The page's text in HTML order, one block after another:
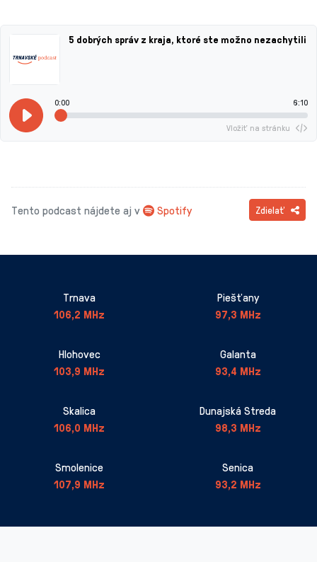
5 dobrých správ z kraja, ktoré ste možno nezachytili
0:00 6:10
Vložiť na stránku
Tento podcast nájdete aj v Spotify Zdielať
Trnava
106,2 MHz
Piešťany
97,3 MHz
Hlohovec
103,9 MHz
Galanta
93,4 MHz
Skalica
106,0 MHz
Dunajská Streda
98,3 MHz
Smolenice
107,9 MHz
Senica
93,2 MHz